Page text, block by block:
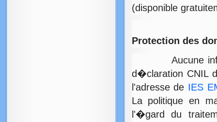
(disponible
Protection des
Aucune
d�claration CNIL
l'adresse de IES
La politique en
l'�gard du